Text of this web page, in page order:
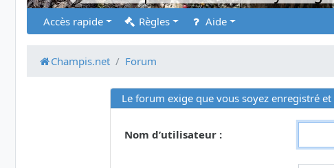
Accès rapide Règles Aide
Champis.net Forum
Le forum exige que vous soyez enregistré
Nom d’utilisateur :